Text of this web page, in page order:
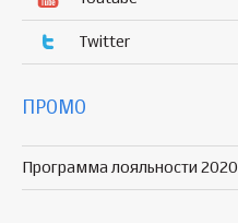
Twitter
ПРОМО
Программа лояльности 2020